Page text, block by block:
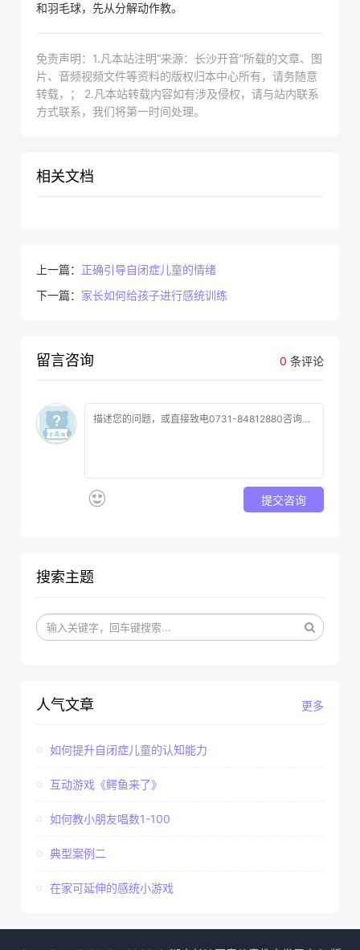
和羽毛球，先从分解动作教。
免责声明：1.凡本站注明“来源：长沙开音”所载的文章、图
片、音频视频文件等资料的版权归本中心所有，请务随意
转载，； 2.凡本站转载内容如有涉及侵权，请与站内联系
方式联系，我们将第一时间处理。
相关文档
上一篇： 正确引导自闭症儿童的情绪
下一篇： 家长如何给孩子进行感统训练
0 条评论
留言咨询
提交咨询
搜索主题
更多
人气文章
如何提升自闭症儿童的认知能力
互动游戏《鳄鱼来了》
如何教小朋友唱数1-100
典型案例二
在家可延伸的感统小游戏